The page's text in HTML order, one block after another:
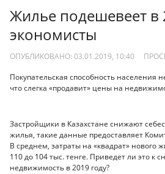
Жилье подешевеет в
экономисты
ОПУБЛИКОВАНО: 03.01.2019, 10:40
Покупательская способность населения
что слегка «продавит» цены на
Застройщики в Казахстане снижают
жилья, такие данные предоставляет
В среднем, затраты на «квадрат» нового
110 до 104 тыс. тенге. Приведет ли это к
недвижимость в 2019 году?